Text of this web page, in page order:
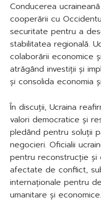
Conducerea
cooperării cu
securitate pentru a
stabilitatea regională.
colaborării economice
atrăgând investiții și
și consolida economia
În discuții, Ucraina
valori democratice și
pledând pentru soluții
negocieri. Oficialii
pentru reconstrucție și
afectate de conflict,
internaționale pentru
umanitare și economice.